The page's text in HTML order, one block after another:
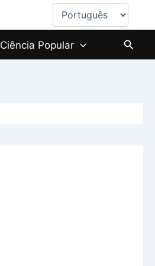
Escolha
um
idioma
Ciência Popular